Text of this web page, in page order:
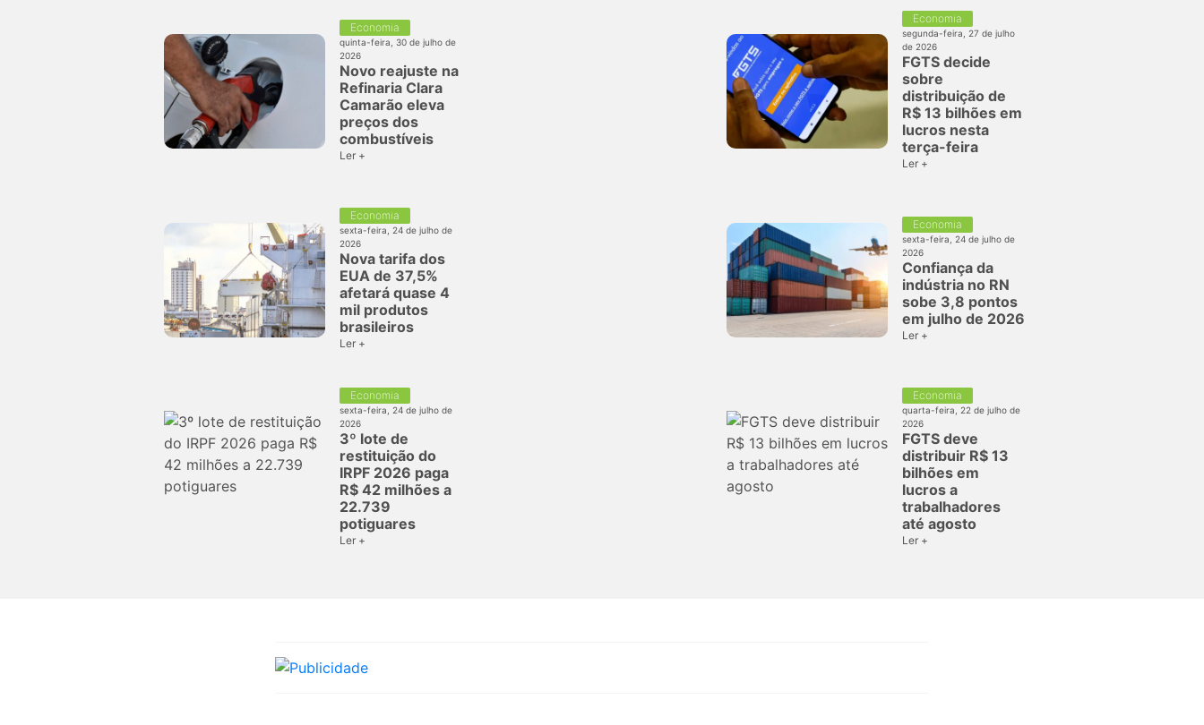
Economia
quinta-feira, 30 de julho de
2026
Novo reajuste na
Refinaria Clara
Camarão eleva
preços dos
combustíveis
Ler +
Economia
segunda-feira, 27 de julho
de 2026
FGTS decide
sobre
distribuição de
R$ 13 bilhões em
lucros nesta
terça-feira
Ler +
Economia
sexta-feira, 24 de julho de
2026
Nova tarifa dos
EUA de 37,5%
afetará quase 4
mil produtos
brasileiros
Ler +
Economia
sexta-feira, 24 de julho de
2026
Confiança da
indústria no RN
sobe 3,8 pontos
em julho de 2026
Ler +
Economia
sexta-feira, 24 de julho de
2026
3º lote de
restituição do
IRPF 2026 paga
R$ 42 milhões a
22.739
potiguares
Ler +
Economia
quarta-feira, 22 de julho de
2026
FGTS deve
distribuir R$ 13
bilhões em
lucros a
trabalhadores
até agosto
Ler +